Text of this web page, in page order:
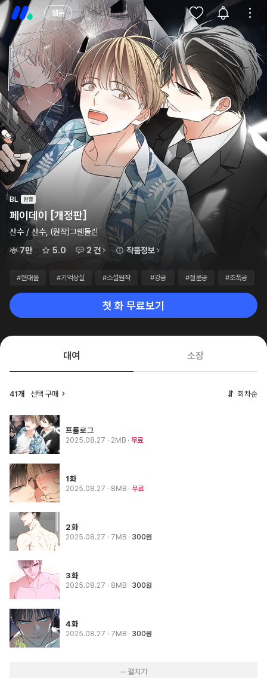
웹툰
BL
페이데이 [개정판]
산수 / 산수, (원작)그웬돌린
7만
5.0 2 건 작품정보
#현대물 #기억상실 #소설원작 #강공 #절륜공 #조폭공
첫 화 무료보기
대여 소장
41개 선택 구매 회차순
프롤로그
2025.08.27 · 2MB 무료
1화
2025.08.27 · 8MB 무료
2화
2025.08.27 · 7MB 300원
3화
2025.08.27 · 8MB 300원
4화
2025.08.27 · 7MB 300원
··· 펼치기